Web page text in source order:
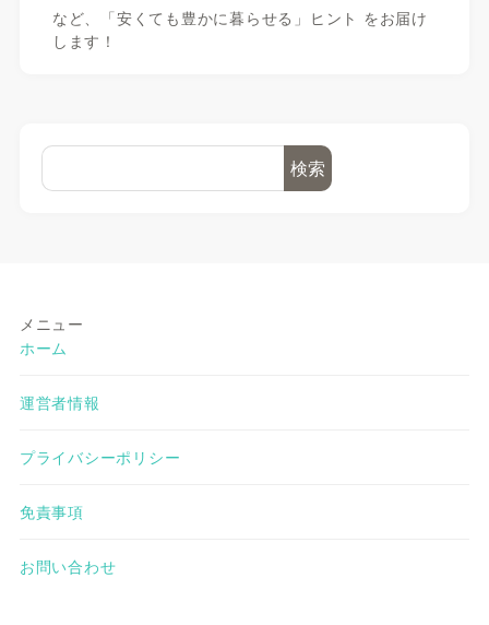
など、「安くても豊かに暮らせる」ヒント をお届け
します！
検索
メニュー
ホーム
運営者情報
プライバシーポリシー
免責事項
お問い合わせ